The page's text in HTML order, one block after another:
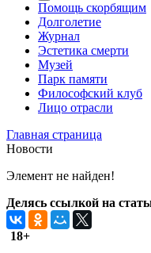
Помощь скорбящим
Долголетие
Журнал
Эстетика смерти
Музей
Парк памяти
Философский клуб
Лицо отрасли
Главная страница
Новости
Элемент не найден!
Делясь ссылкой на
18+